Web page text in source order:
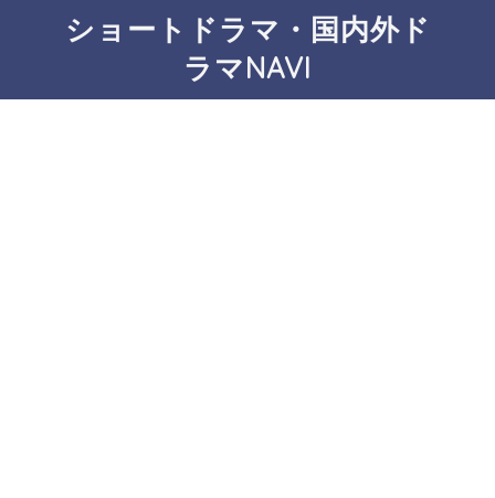
ショートドラマ・国内外ド
ラマNAVI